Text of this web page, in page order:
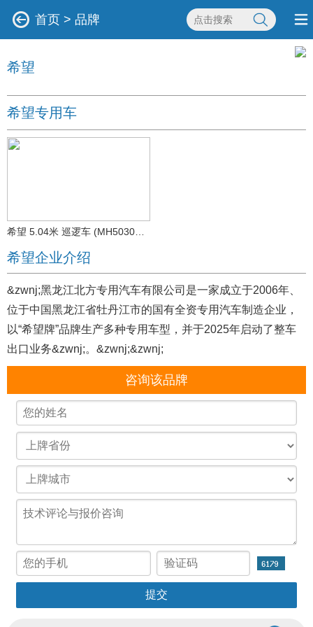
首页 > 品牌
希望
希望专用车
希望企业介绍
&zwnj;黑龙江北方专用汽车有限公司是一家成立于2006年、
位于中国黑龙江省牡丹江市的国有全资专用汽车制造企业，
以“希望牌”品牌生产多种专用车型，并于2025年启动了整车
出口业务&zwnj;。&zwnj;&zwnj;
咨询该品牌